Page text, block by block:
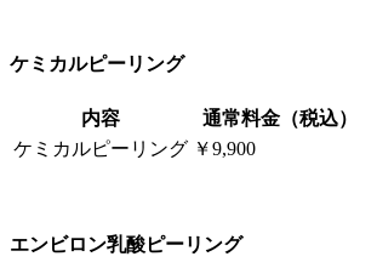
ケミカルピーリング
内容
通常料金（税込）
ケミカルピーリング ￥9,900
エンビロン乳酸ピーリング